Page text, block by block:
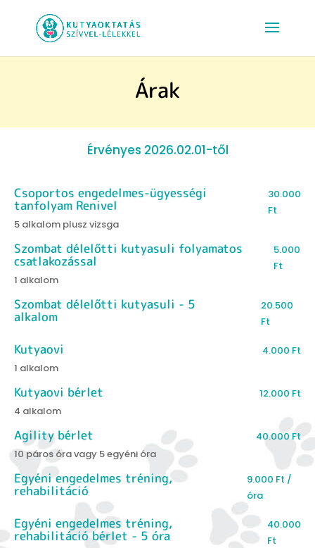
Árak
Érvényes 2026.02.01-től
Csoportos engedelmes-ügyességi
tanfolyam Renivel
30.000
Ft
5 alkalom plusz vizsga
Szombat délelőtti kutyasuli folyamatos
csatlakozással
5.000
Ft
1 alkalom
Szombat délelőtti kutyasuli - 5
alkalom
20.500
Ft
Kutyaovi 4.000 Ft
1 alkalom
Kutyaovi bérlet 12.000 Ft
4 alkalom
Agility bérlet 40.000 Ft
10 páros óra vagy 5 egyéni óra
Egyéni engedelmes tréning,
rehabilitáció
9.000 Ft /
óra
Egyéni engedelmes tréning,
rehabilitáció bérlet - 5 óra
40.000
Ft